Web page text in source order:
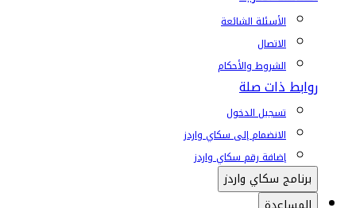
الأسئلة الشائعة
الاتصال
الشروط والأحكام
روابط ذات صلة
تسجيل الدخول
الانضمام إلى سكاي واردز
إضافة رقم سكاي واردز
برنامج سكاي واردز